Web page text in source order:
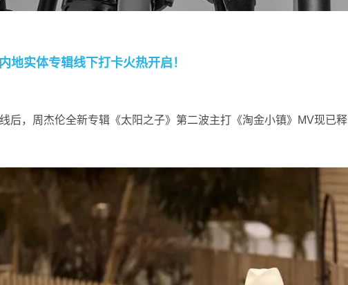
地实体专辑线下打卡火热开启！
后，周杰伦全新专辑《太阳之子》第二波主打《淘金小镇》MV现已